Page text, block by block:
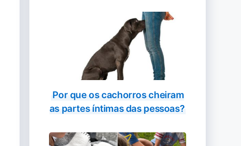
Por que os cachorros cheiram
as partes íntimas das pessoas?